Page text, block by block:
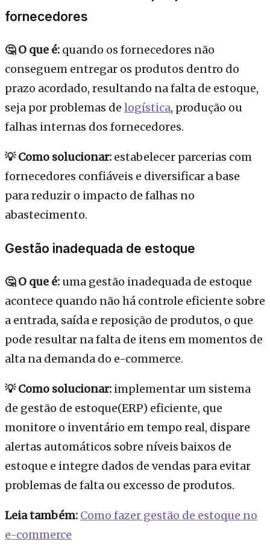
fornecedores
🤔 O que é: quando os fornecedores não
conseguem entregar os produtos dentro do
prazo acordado, resultando na falta de estoque,
seja por problemas de logística, produção ou
falhas internas dos fornecedores.
💡 Como solucionar: estabelecer parcerias com
fornecedores confiáveis e diversificar a base
para reduzir o impacto de falhas no
abastecimento.
Gestão inadequada de estoque
🤔 O que é: uma gestão inadequada de estoque
acontece quando não há controle eficiente sobre
a entrada, saída e reposição de produtos, o que
pode resultar na falta de itens em momentos de
alta na demanda do e-commerce.
💡 Como solucionar: implementar um sistema
de gestão de estoque(ERP) eficiente, que
monitore o inventário em tempo real, dispare
alertas automáticos sobre níveis baixos de
estoque e integre dados de vendas para evitar
problemas de falta ou excesso de produtos.
Leia também: Como fazer gestão de estoque no
e-commerce